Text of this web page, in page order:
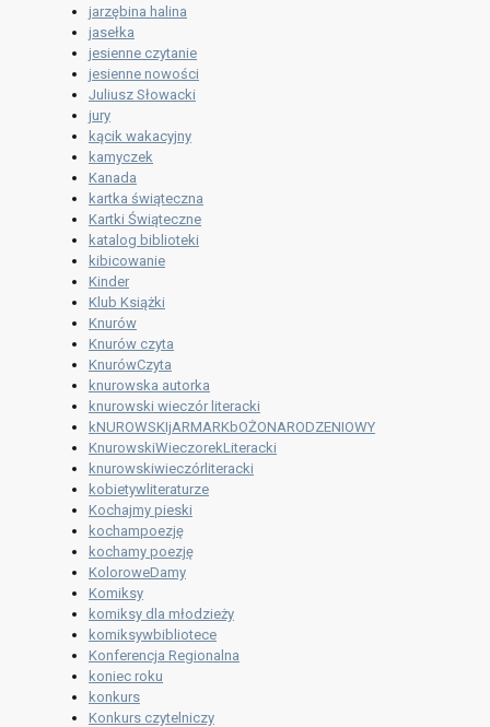
jarzębina halina
jasełka
jesienne czytanie
jesienne nowości
Juliusz Słowacki
jury
kącik wakacyjny
kamyczek
Kanada
kartka świąteczna
Kartki Świąteczne
katalog biblioteki
kibicowanie
Kinder
Klub Książki
Knurów
Knurów czyta
KnurówCzyta
knurowska autorka
knurowski wieczór literacki
kNUROWSKIjARMARKbOŻONARODZENIOWY
KnurowskiWieczorekLiteracki
knurowskiwieczórliteracki
kobietywliteraturze
Kochajmy pieski
kochampoezję
kochamy poezję
KoloroweDamy
Komiksy
komiksy dla młodzieży
komiksywbibliotece
Konferencja Regionalna
koniec roku
konkurs
Konkurs czytelniczy